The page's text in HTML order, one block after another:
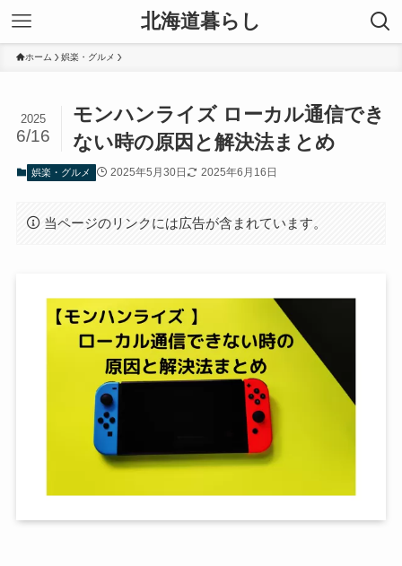
北海道暮らし
ホーム 娯楽・グルメ
モンハンライズ ローカル通信でき
ない時の原因と解決法まとめ
2025
6/16
娯楽・グルメ 2025年5月30日 2025年6月16日
当ページのリンクには広告が含まれています。